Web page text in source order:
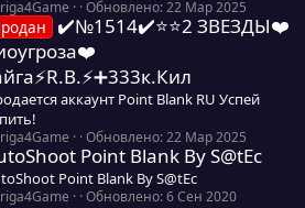
д
0
,
0
з
в
д
Обновлено:22 Мар 2025
✔️№1514✔️⭐️⭐️2 ЗВЕЗДЫ❤️
аккаунт Point Blank RU Успей
0
0
0
Обновлено:22 Мар 2025
Point Blank By S@tEc
Point Blank By S@tEc
0Обновлено:6 Сен 2020